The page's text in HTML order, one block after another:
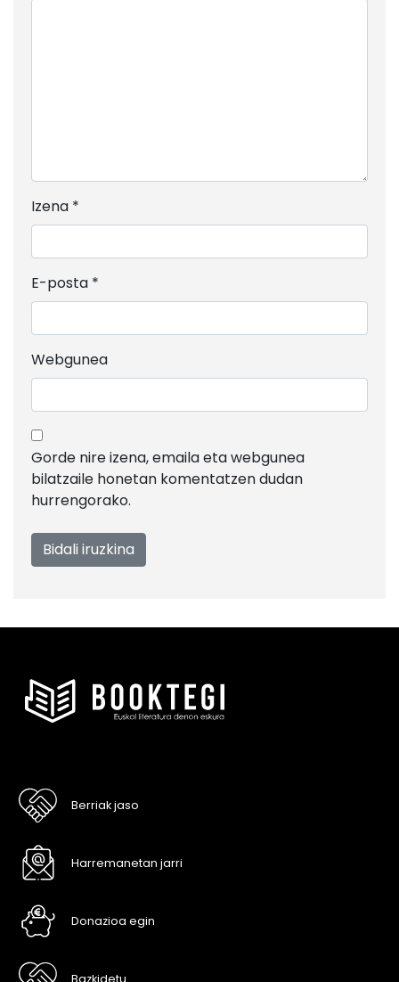
Izena *
E-posta *
Webgunea
Gorde nire izena, emaila eta webgunea
bilatzaile honetan komentatzen dudan
hurrengorako.
Berriak jaso
Harremanetan jarri
Donazioa egin
Bazkidetu